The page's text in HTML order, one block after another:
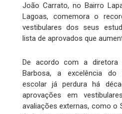
João Carrato, no Bairro
Lagoas, comemora o
vestibulares dos seus
lista de aprovados que
De acordo com a diretora
Barbosa, a excelência do
escolar já perdura há
aprovações em
avaliações externas, como o